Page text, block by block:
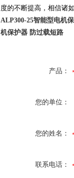
度的不断提高，相信诸
ALP300-25智能型电机
机保护器 防过载短路
产品：
您的单位：
您的姓名：
联系电话：